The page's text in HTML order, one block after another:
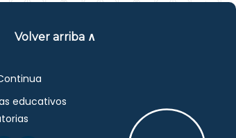
Volver arriba ∧
educativos